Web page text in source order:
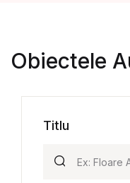
Obiectele
Titlu